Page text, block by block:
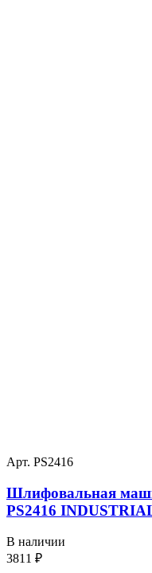
Арт. PS2416
Шлифовальная
PS2416
В наличии
3811 ₽